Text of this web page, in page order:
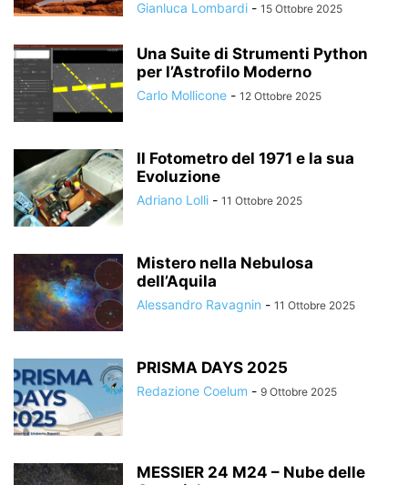
Gianluca Lombardi - 15 Ottobre 2025
Una Suite di Strumenti Python
per l’Astrofilo Moderno
Carlo Mollicone - 12 Ottobre 2025
Il Fotometro del 1971 e la sua
Evoluzione
Adriano Lolli - 11 Ottobre 2025
Mistero nella Nebulosa
dell’Aquila
Alessandro Ravagnin - 11 Ottobre 2025
PRISMA DAYS 2025
Redazione Coelum - 9 Ottobre 2025
MESSIER 24 M24 – Nube delle